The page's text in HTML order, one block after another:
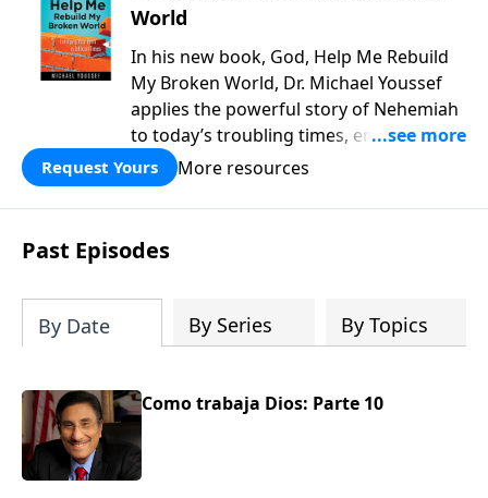
World
In his new book, God, Help Me Rebuild
My Broken World, Dr. Michael Youssef
applies the powerful story of Nehemiah
to today’s troubling times, encouraging
believers to rise up and rebuild the
broken walls around our families,
communities, and nation. Learn how
prayer, courage, and godly leadership
can fortify broken walls of faith in this
Request Yours More resources
Past Episodes
By Date By Series By Topics
Como trabaja Dios: Parte 10